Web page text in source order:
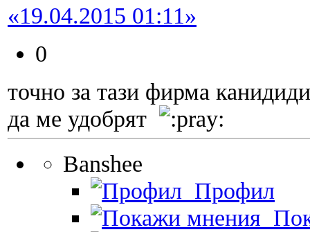
«19.04.2015 01:11»
0
точно за тази фирма
да ме удобрят
Banshee
Профил